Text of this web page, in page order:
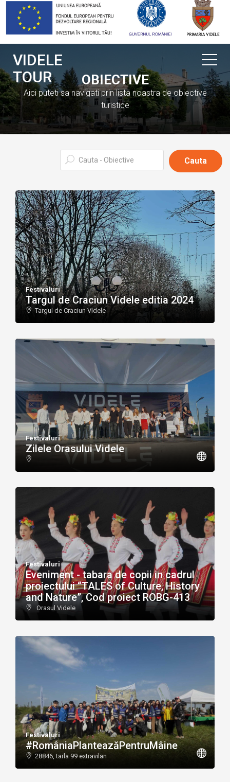
VIDELE
TOUR
OBIECTIVE
Aici puteti sa navigati prin lista noastra de obiective
turistice
Festivaluri
Targul de Craciun Videle editia 2024
Targul de Craciun Videle
Festivaluri
Zilele Orasului Videle
Festivaluri
Eveniment - tabara de copii in cadrul
proiectului “TALES of Culture, History
and Nature”, Cod proiect ROBG-413
Orasul Videle
Festivaluri
#RomâniaPlanteazăPentruMâine
28846, tarla 99 extravilan